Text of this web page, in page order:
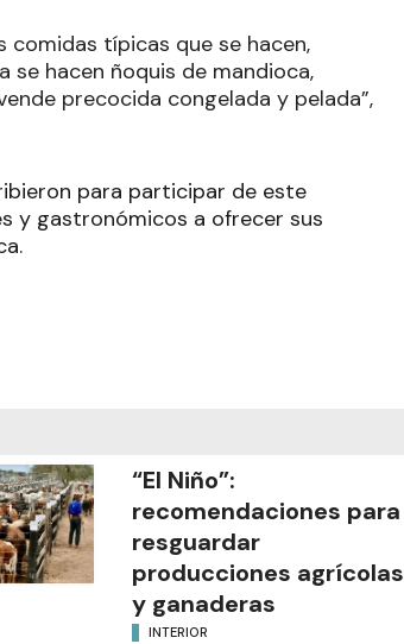
comidas típicas que se hacen,
se hacen ñoquis de mandioca,
precocida congelada y pelada”,
para participar de este
y gastronómicos a ofrecer sus
“El Niño”:
recomendaciones para
resguardar
producciones agrícolas
y ganaderas
INTERIOR